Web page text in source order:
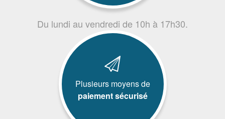
Du lundi au vendredi de 10h à 17h30.
Plusieurs moyens de
paiement sécurisé